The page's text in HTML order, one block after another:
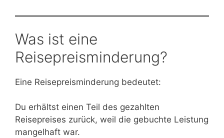
Was ist eine
Reisepreisminderung?
Eine Reisepreisminderung bedeutet:
Du erhältst einen Teil des gezahlten
Reisepreises zurück, weil die gebuchte Leistung
mangelhaft war.